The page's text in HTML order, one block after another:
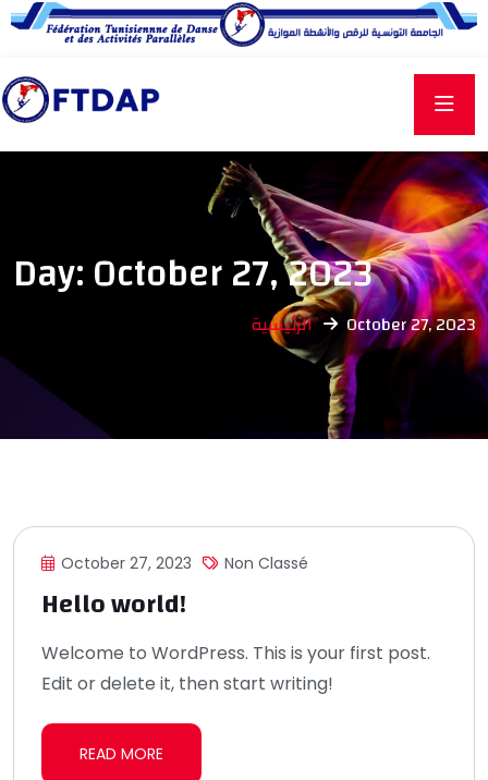
Day:October 27, 2023
الرئيسية October 27, 2023
October 27, 2023 Non Classé
Hello world!
Welcome to WordPress. This is your first post.
Edit or delete it, then start writing!
READ MORE